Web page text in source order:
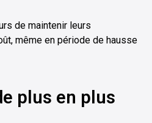
de maintenir leurs
même en période de hausse
plus en plus